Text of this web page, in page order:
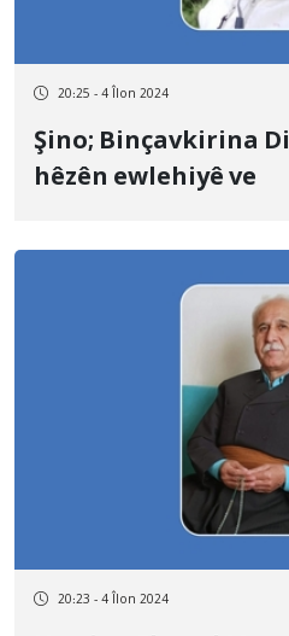
20:25 - 4 Îlon 2024
Şino; Binçavkirina
hêzên ewlehiyê ve
20:23 - 4 Îlon 2024